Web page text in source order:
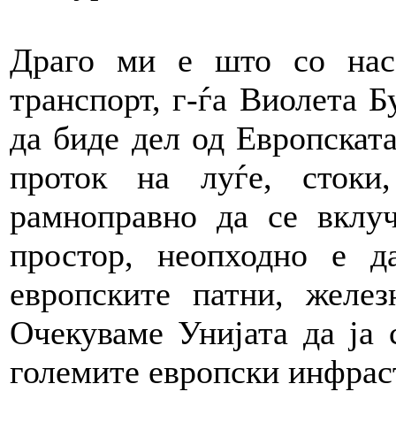
Драго ми е што со нас
транспорт, г-ѓа Виолета
да биде дел од
проток на луѓе,
рамноправно да се
простор, неопходно е
европските патни,
Очекуваме Унијата да
големите европски